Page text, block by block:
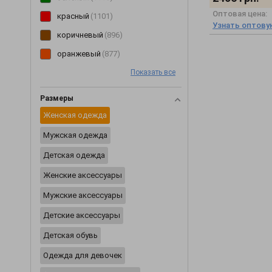
Перчатки(2)
Пиджаки (233)
Пижамы (62)
Платья(3355)
Плащи(6)
(2423)
(354)
Сарафаны(202)
Свитеры (229)
красный (1101)
коричневый (896)
оранжевый (877)
Показать все
Размеры
Женская одежда
Мужская одежда
Детская одежда
Женские аксессуары
Мужские аксессуары
Детские аксессуары
Детская обувь
Одежда для девочек
Оптовая цена:
Узнать